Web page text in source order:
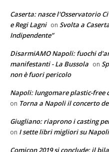
Caserta: nasce l'Osservatorio
e Regi Lagni on Svolta a
Indipendente”
DisarmiAMO Napoli: fuochi
manifestanti - La Bussola on
non è fuori pericolo
Napoli: lungomare plastic-free
on Torna a Napoli il concerto
Giugliano: riaprono i casting
on I sette libri migliori su Napoli
Comicon 2019 si conclude: il